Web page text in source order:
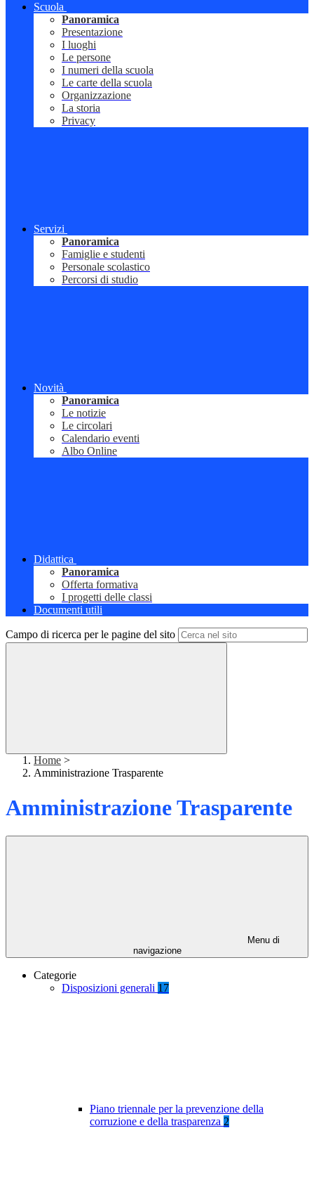
Scuola
Panoramica
Presentazione
I luoghi
Le persone
I numeri della scuola
Le carte della scuola
Organizzazione
La storia
Privacy
Servizi
Panoramica
Famiglie e studenti
Personale scolastico
Percorsi di studio
Novità
Panoramica
Le notizie
Le circolari
Calendario eventi
Albo Online
Didattica
Panoramica
Offerta formativa
I progetti delle classi
Documenti utili
Campo di ricerca per le pagine del sito
Home >
Amministrazione Trasparente
Amministrazione Trasparente
Menu di
navigazione
Categorie
Disposizioni generali 17
Piano triennale per la prevenzione della
corruzione e della trasparenza 2